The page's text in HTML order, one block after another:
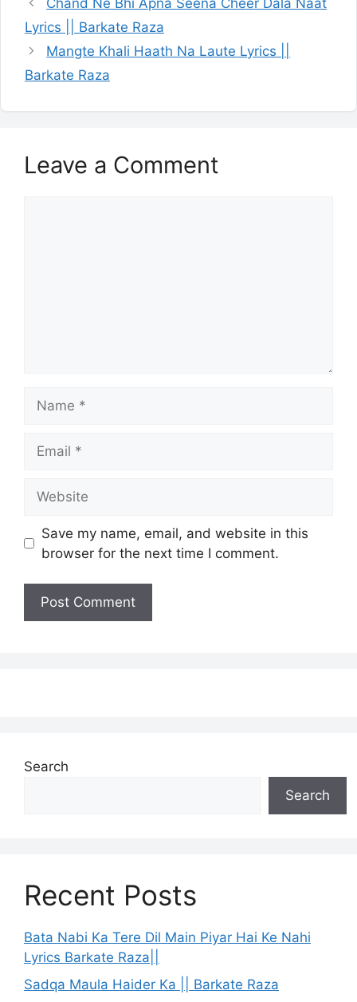
Lyrics || Barkate Raza
Mangte Khali Haath Na Laute Lyrics ||
Barkate Raza
Leave a Comment
Save my name, email, and website in this
browser for the next time I comment.
Search
Search
Recent Posts
Bata Nabi Ka Tere Dil Main Piyar Hai Ke Nahi
Lyrics Barkate Raza||
Sadqa Maula Haider Ka || Barkate Raza